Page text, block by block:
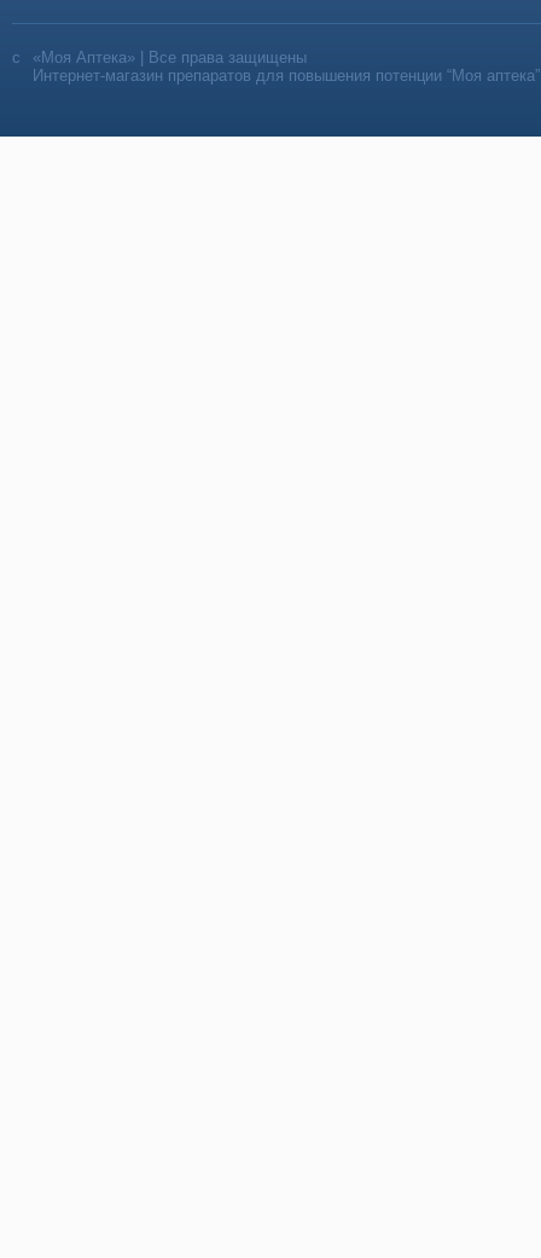
«Моя Аптека» | Все права защищены
Интернет-магазин препаратов для повышения потенции “Моя